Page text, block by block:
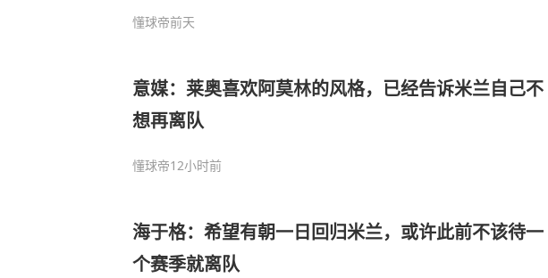
懂球帝前天
意媒：莱奥喜欢阿莫林的风格，已经告诉米兰自己不
想再离队
懂球帝12小时前
海于格：希望有朝一日回归米兰，或许此前不该待一
个赛季就离队